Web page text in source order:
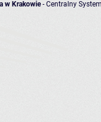
w Krakowie- Centralny